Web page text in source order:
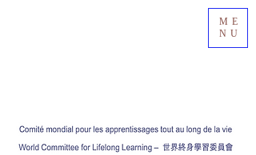
ME
NU